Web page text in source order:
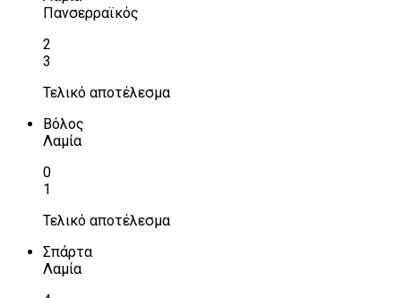
Πανσερραϊκός
2
3
Τελικό αποτέλεσμα
Βόλος
Λαμία
0
1
Τελικό αποτέλεσμα
Σπάρτα
Λαμία